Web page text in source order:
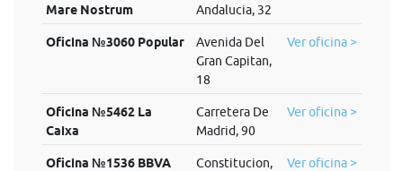
Mare Nostrum
Andalucia, 32
Oficina №3060 Popular
Avenida Del
Gran Capitan,
18
Ver oficina >
Oficina №5462 La
Caixa
Carretera De
Madrid, 90
Ver oficina >
Oficina №1536 BBVA
Constitucion,
Ver oficina >